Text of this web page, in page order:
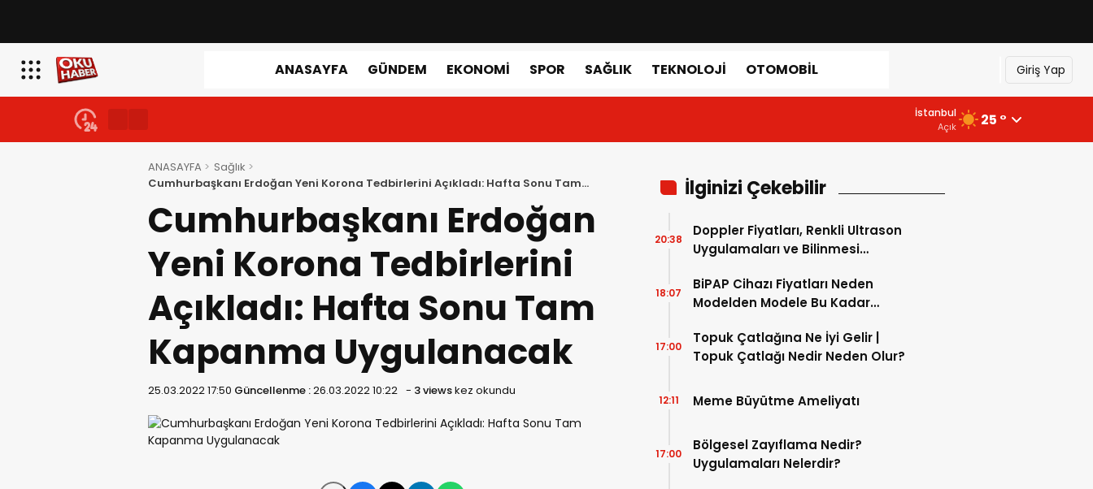
ANASAYFA GÜNDEM EKONOMI SPOR SAĞLIK TEKNOLOJI OTOMOBIL Giriş Yap
İstanbul
Açık 25 °
ANASAYFA
Sağlık
Cumhurbaşkanı Erdoğan Yeni Korona Tedbirlerini Açıkladı: Hafta Sonu Tam
Cumhurbaşkanı Erdoğan
Yeni Korona Tedbirlerini
Açıkladı: Hafta Sonu Tam
Kapanma Uygulanacak
25.03.2022 17:50 Güncellenme :26.03.2022 10:22 - 3 viewskez okundu
İlginizi Çekebilir
Doppler Fiyatları, Renkli Ultrason
Uygulamaları ve Bilinmesi
20:38
BiPAP Cihazı Fiyatları Neden
Modelden Modele Bu Kadar
18:07
Topuk Çatlağına Ne İyi Gelir |
Topuk Çatlağı Nedir Neden Olur?
17:00
Meme Büyütme Ameliyatı
12:11
Bölgesel Zayıflama Nedir?
Uygulamaları Nelerdir?
17:00